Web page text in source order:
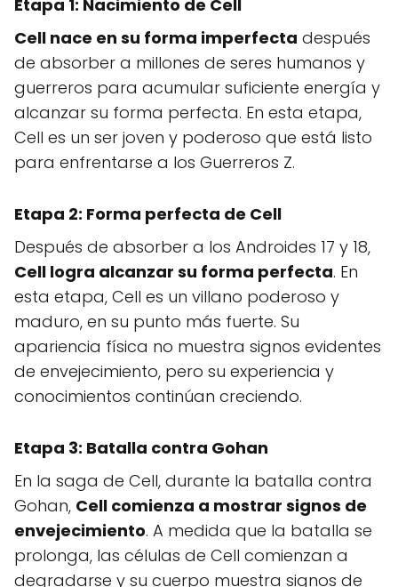
Etapa 1: Nacimiento de Cell
Cell nace en su forma imperfecta después
de absorber a millones de seres humanos y
guerreros para acumular suficiente energía y
alcanzar su forma perfecta. En esta etapa,
Cell es un ser joven y poderoso que está listo
para enfrentarse a los Guerreros Z.
Etapa 2: Forma perfecta de Cell
Después de absorber a los Androides 17 y 18,
Cell logra alcanzar su forma perfecta. En
esta etapa, Cell es un villano poderoso y
maduro, en su punto más fuerte. Su
apariencia física no muestra signos evidentes
de envejecimiento, pero su experiencia y
conocimientos continúan creciendo.
Etapa 3: Batalla contra Gohan
En la saga de Cell, durante la batalla contra
Gohan, Cell comienza a mostrar signos de
envejecimiento. A medida que la batalla se
prolonga, las células de Cell comienzan a
degradarse y su cuerpo muestra signos de